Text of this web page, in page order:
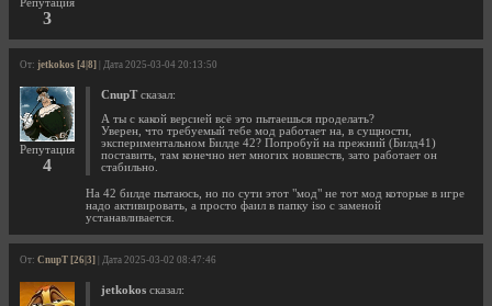
3
От: jetkokos [4|8] | Дата 2025-03-04 20:13:50
Репутация
4
CnupTсказал:
А ты с какой версией всё это пытаешься проделать?
Уверен, что требуемый тебе мод работает на, в сущности,
экспериментальном Билде 42? Попробуй на прежний (Билд41)
поставить, там конечно нет многих новшеств, зато работает он
стабильно.
На 42 билде пытаюсь, но по сути этот "мод" не тот мод которые в игре
надо активировать, а просто фаил в папку iso с заменой
устанавливается.
От: CnupT [26|3] | Дата 2025-03-02 08:47:46
jetkokos сказал: